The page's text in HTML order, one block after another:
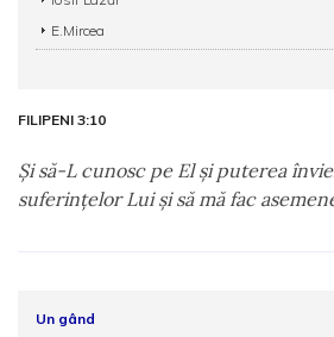
E.Mircea
FILIPENI 3:10
Şi să-L cunosc pe El şi puterea
suferinţelor Lui şi să mă fac
Un gând